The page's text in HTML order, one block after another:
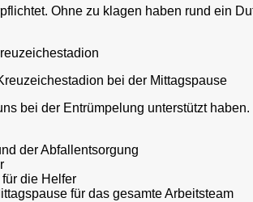
Ohne zu klagen haben rund ein
bei der Mittagspause
bei der Entrümpelung unterstützt haben.
der Abfallentsorgung
die Helfer
für das gesamte Arbeitsteam